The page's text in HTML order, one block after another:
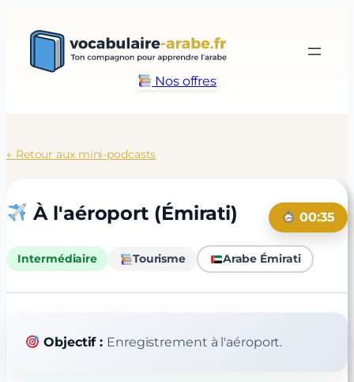
Nos offres
← Retour aux mini-podcasts
À l'aéroport (Émirati) 00:35
Intermédiaire Tourisme Arabe Émirati
Objectif : Enregistrement à l'aéroport.